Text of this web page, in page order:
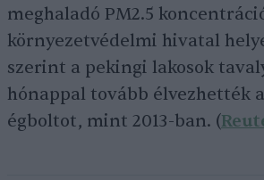
meghaladó PM2.5
környezetvédelmi hivatal
szerint a pekingi lakosok
hónappal tovább élvezhették
égboltot, mint 2013-ban. (